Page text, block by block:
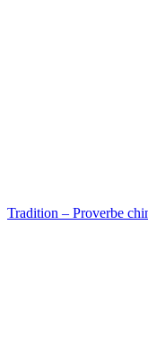
Tradition – Proverbe